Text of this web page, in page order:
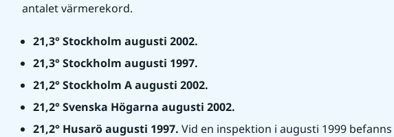
antalet värmerekord.
21,3° Stockholm augusti 2002.
21,3° Stockholm augusti 1997.
21,2° Stockholm A augusti 2002.
21,2° Svenska Högarna augusti 2002.
21,2° Husarö augusti 1997. Vid en inspektion i augusti 1999